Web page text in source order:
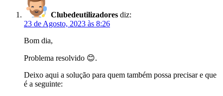
Clubedeutilizadores diz:
23 de Agosto, 2023 às 8:26
Bom dia,
Problema resolvido 😊.
Deixo aqui a solução para quem também possa precisar e que
é a seguinte: